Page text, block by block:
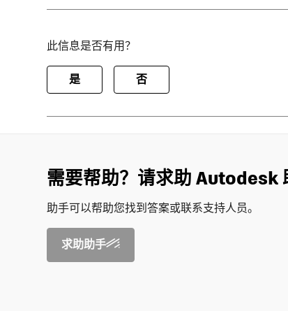
此信息是否有用？
是 否
需要帮助？请求助 Autodesk
助手可以帮助您找到答案或联系支持人员。
求助助手